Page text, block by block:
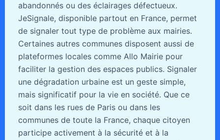
abandonnés ou des éclairages défectueux.
JeSignale, disponible partout en France, permet
de signaler tout type de problème aux mairies.
Certaines autres communes disposent aussi de
plateformes locales comme Allo Mairie pour
faciliter la gestion des espaces publics. Signaler
une dégradation urbaine est un geste simple,
mais significatif pour la vie en société. Que ce
soit dans les rues de Paris ou dans les
communes de toute la France, chaque citoyen
participe activement à la sécurité et à la